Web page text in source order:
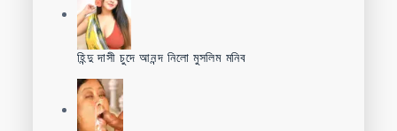
হিন্দু দাসী চুদে আনন্দ নিলো মুসলিম মনিব